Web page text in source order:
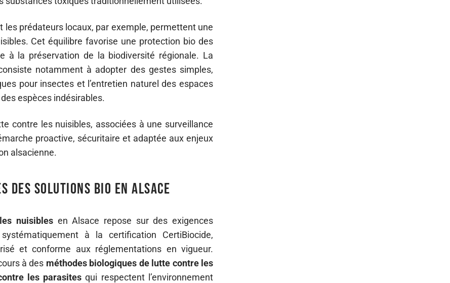
prédateurs locaux, par exemple, permettent une
Cet équilibre favorise une protection bio des
à la préservation de la biodiversité régionale. La
notamment à adopter des gestes simples,
pour insectes et l’entretien naturel des espaces
espèces indésirables.
contre les nuisibles, associées à une surveillance
proactive, sécuritaire et adaptée aux enjeux
alsacienne.
des solutions bio en Alsace
nuisiblesen Alsace repose sur des exigences
à la certification CertiBiocide,
et conforme aux réglementations en vigueur.
à des méthodes biologiques de lutte contre les
les parasites qui respectent l’environnement